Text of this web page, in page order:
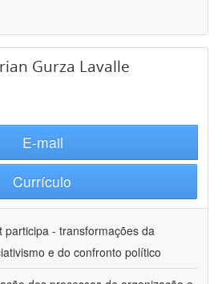
Gurza Lavalle
E-mail
Currículo
participa - transformações da
e do confronto político